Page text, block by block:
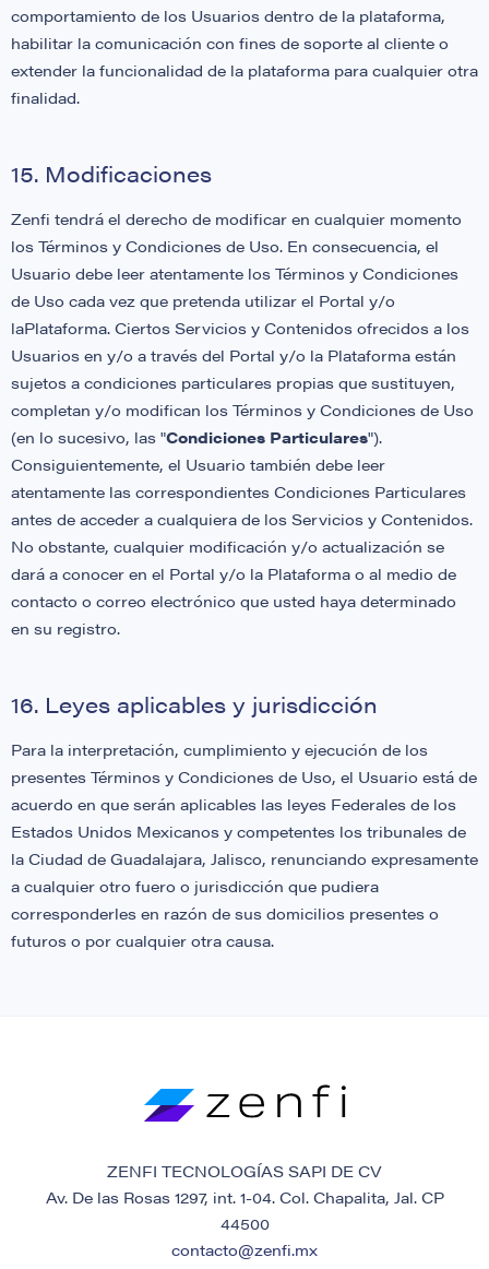
comportamiento de los Usuarios dentro de la plataforma,
habilitar la comunicación con fines de soporte al cliente o
extender la funcionalidad de la plataforma para cualquier otra
finalidad.
15. Modificaciones
Zenfi tendrá el derecho de modificar en cualquier momento
los Términos y Condiciones de Uso. En consecuencia, el
Usuario debe leer atentamente los Términos y Condiciones
de Uso cada vez que pretenda utilizar el Portal y/o
laPlataforma. Ciertos Servicios y Contenidos ofrecidos a los
Usuarios en y/o a través del Portal y/o la Plataforma están
sujetos a condiciones particulares propias que sustituyen,
completan y/o modifican los Términos y Condiciones de Uso
(en lo sucesivo, las "Condiciones Particulares").
Consiguientemente, el Usuario también debe leer
atentamente las correspondientes Condiciones Particulares
antes de acceder a cualquiera de los Servicios y Contenidos.
No obstante, cualquier modificación y/o actualización se
dará a conocer en el Portal y/o la Plataforma o al medio de
contacto o correo electrónico que usted haya determinado
en su registro.
16. Leyes aplicables y jurisdicción
Para la interpretación, cumplimiento y ejecución de los
presentes Términos y Condiciones de Uso, el Usuario está de
acuerdo en que serán aplicables las leyes Federales de los
Estados Unidos Mexicanos y competentes los tribunales de
la Ciudad de Guadalajara, Jalisco, renunciando expresamente
a cualquier otro fuero o jurisdicción que pudiera
corresponderles en razón de sus domicilios presentes o
futuros o por cualquier otra causa.
ZENFI TECNOLOGÍAS SAPI DE CV
Av. De las Rosas 1297, int. 1-04. Col. Chapalita, Jal. CP
44500
contacto@zenfi.mx